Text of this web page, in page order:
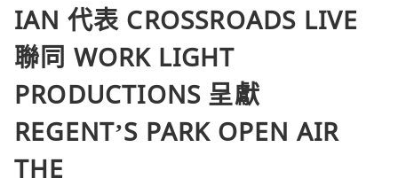
IAN 代表 CROSSROADS LIVE
聯同 WORK LIGHT
PRODUCTIONS 呈獻
REGENT’S PARK OPEN AIR
THE